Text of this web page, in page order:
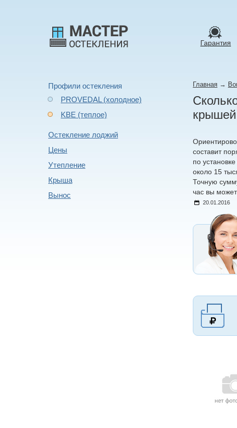
Гарантия
Профили остекления
PROVEDAL (холодное)
KBE (теплое)
Остекление лоджий
Цены
Утепление
Крыша
Вынос
Главная →
крышей
составит
по
около 15
Точную
час вы
20.01.2016